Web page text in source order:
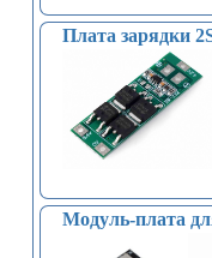
Плата зарядки
Модуль-плата